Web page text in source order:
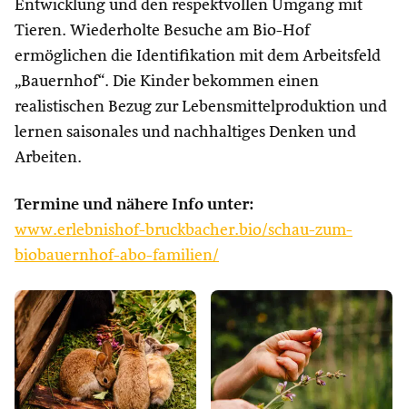
Entwicklung und den respektvollen Umgang mit
Tieren. Wiederholte Besuche am Bio-Hof
ermöglichen die Identifikation mit dem Arbeitsfeld
„Bauernhof“. Die Kinder bekommen einen
realistischen Bezug zur Lebensmittelproduktion und
lernen saisonales und nachhaltiges Denken und
Arbeiten.
Termine und nähere Info unter:
www.erlebnishof-bruckbacher.bio/schau-zum-
biobauernhof-abo-familien/